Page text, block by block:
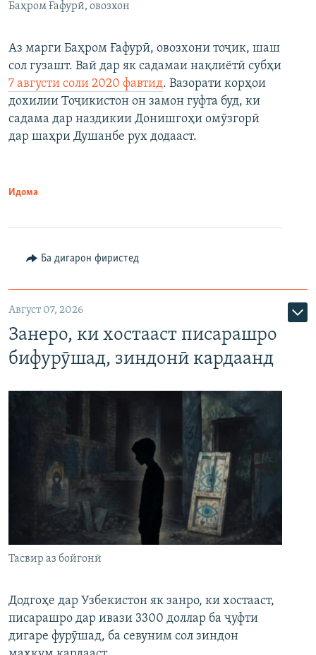
Баҳром Ғафурӣ, овозхон
Аз марги Баҳром Ғафурӣ, овозхони тоҷик, шаш
сол гузашт. Вай дар як садамаи нақлиётӣ субҳи
7 августи соли 2020 фавтид. Вазорати корҳои
дохилии Тоҷикистон он замон гуфта буд, ки
садама дар наздикии Донишгоҳи омӯзгорӣ
дар шаҳри Душанбе рух додааст.
Идома
Ба дигарон фиристед
Август 07, 2026
Занеро, ки хостааст писарашро
бифурӯшад, зиндонӣ кардаанд
Тасвир аз бойгонӣ
Додгоҳе дар Узбекистон як занро, ки хостааст,
писарашро дар ивази 3300 доллар ба ҷуфти
дигаре фурӯшад, ба севуним сол зиндон